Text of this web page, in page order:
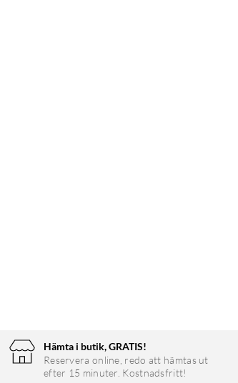
Hämta i butik, GRATIS!
Reservera online, redo att hämtas ut
efter 15 minuter. Kostnadsfritt!